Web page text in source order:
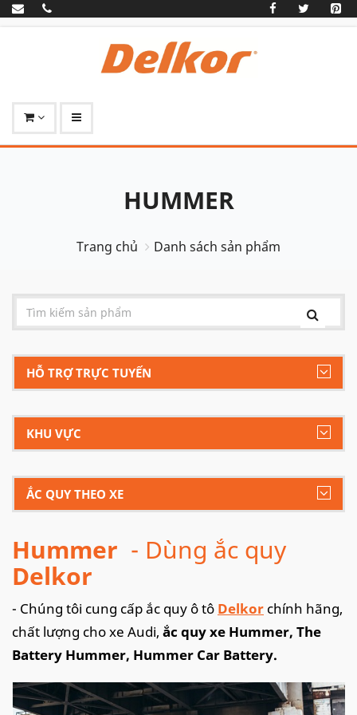
HUMMER
Trang chủ Danh sách sản phẩm
HỖ TRỢ TRỰC TUYẾN
KHU VỰC
ẮC QUY THEO XE
Hummer - Dùng ắc quy
Delkor
- Chúng tôi cung cấp ắc quy ô tô Delkor chính hãng,
chất lượng cho xe Audi, ắc quy xe Hummer, The
Battery Hummer, Hummer Car Battery.